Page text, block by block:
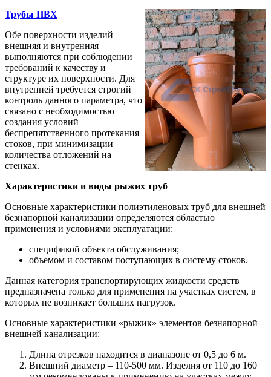
Трубы ПВХ
Обе поверхности изделий –
внешняя и внутренняя
выполняются при соблюдении
требований к качеству и
структуре их поверхности. Для
внутренней требуется строгий
контроль данного параметра, что
связано с необходимостью
создания условий
беспрепятственного протекания
стоков, при минимизации
количества отложений на
стенках.
Характеристики и виды рыжих труб
Основные характеристики полиэтиленовых труб для внешней
безнапорной канализации определяются областью
применения и условиями эксплуатации:
спецификой объекта обслуживания;
объемом и составом поступающих в систему стоков.
Данная категория транспортирующих жидкости средств
предназначена только для применения на участках систем, в
которых не возникает больших нагрузок.
Основные характеристики «рыжик» элементов безнапорной
внешней канализации:
Длина отрезков находится в диапазоне от 0,5 до 6 м.
Внешний диаметр – 110-500 мм. Изделия от 110 до 160